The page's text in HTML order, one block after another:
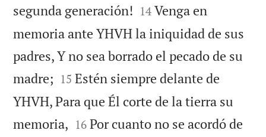
segunda generación! 

14 Venga en
memoria ante YHVH la iniquidad de sus
padres, Y no sea borrado el pecado de su
madre; 

15 Estén siempre delante de
YHVH, Para que Él corte de la tierra su
memoria, 

16 Por cuanto no se acordó de